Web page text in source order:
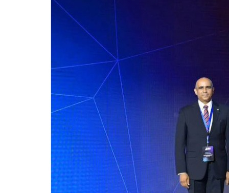
للحصول على البريد الالكترونى للطالب
التدريب الميداني
نادى الطلاب المتفوقين
الدراسات العليا والبحوث والعلاقات الثقافية
عن قطاع الدراسات العليا والبحوث
إدارة العلاقات الثقافية
المصاريف الدراسية لطلاب الدراسات العليا
البرامج الدراسية
الدكتوراة
برنامج الماجستير
برنامج الماجستير المهنى
ماجستير الأدارة المستدامة للأراضى
لوائح برامج الدراسات العليا
(الأوراق المطلوبة للتسجيل (ماجستير/ دكتوراه
التقدم للدراسات العليا إلكترونيا